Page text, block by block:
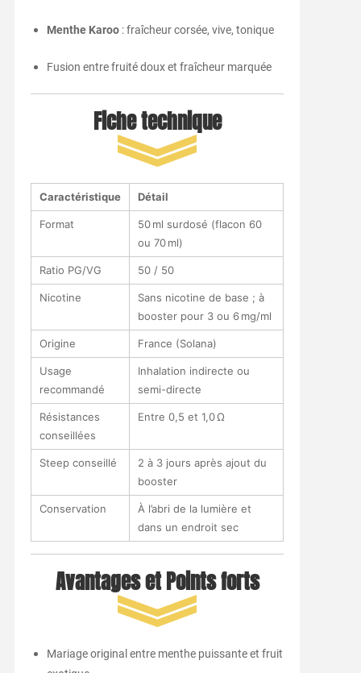
Menthe Karoo: fraîcheur corsée, vive, tonique
Fusion entre fruité doux et fraîcheur marquée
Fiche technique
Caractéristique Détail
Format
50 ml surdosé (flacon 60
ou 70 ml)
Ratio PG/VG 50 / 50
Nicotine
Sans nicotine de base ; à
booster pour 3 ou 6 mg/ml
Origine France (Solana)
Usage
recommandé
Inhalation indirecte ou
semi-directe
Résistances
conseillées
Entre 0,5 et 1,0 Ω
Steep conseillé
2 à 3 jours après ajout du
booster
Conservation
À l’abri de la lumière et
dans un endroit sec
Avantages et Points forts
Mariage original entre menthe puissante et fruit